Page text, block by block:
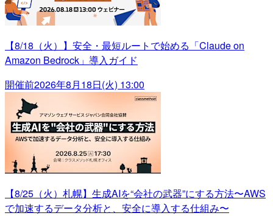
【8/18（火）】安全・最短ルートで始める「Claude on
Amazon Bedrock」導入ガイド
開催前2026年8月18日(火) 13:00
【8/25（火）札幌】生成AIを“会社の武器”にする方法〜AWS
で加速するデータ分析と、安全に導入する仕組み〜